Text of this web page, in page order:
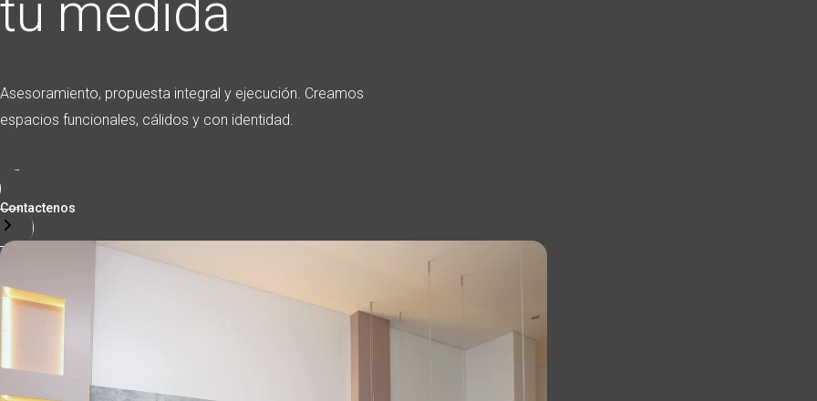
tu medida
Asesoramiento, propuesta integral y ejecución. Creamos
espacios funcionales, cálidos y con identidad.
Contactenos